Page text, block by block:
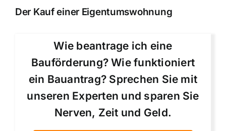
Der Kauf einer Eigentumswohnung
Wie beantrage ich eine
Bauförderung? Wie funktioniert
ein Bauantrag? Sprechen Sie mit
unseren Experten und sparen Sie
Nerven, Zeit und Geld.